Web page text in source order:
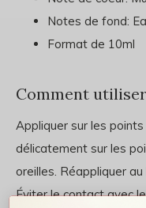
Notes de fond:
Format de 10ml
Comment utiliser
Appliquer sur les
délicatement sur les
oreilles. Réappliquer
Éviter le contact avec